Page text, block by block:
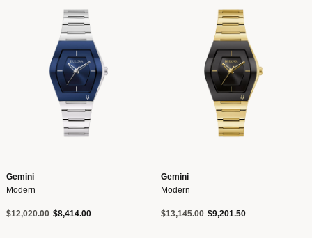
Gemini
Modern
Precio reducido de
$12,020.00a$8,414.00
Gemini
Modern
Precio reducido de
$13,145.00a$9,201.50